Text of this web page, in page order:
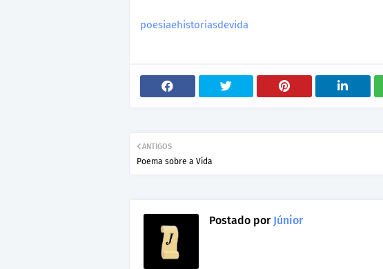
poesiaehistoriasdevida
ANTIGOS
Poema sobre a Vida
Postado porJúnior